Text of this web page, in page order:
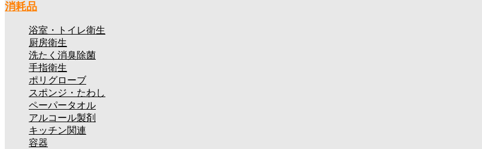
消耗品
浴室・トイレ衛生
厨房衛生
洗たく消臭除菌
手指衛生
ポリグローブ
スポンジ・たわし
ペーパータオル
アルコール製剤
キッチン関連
容器